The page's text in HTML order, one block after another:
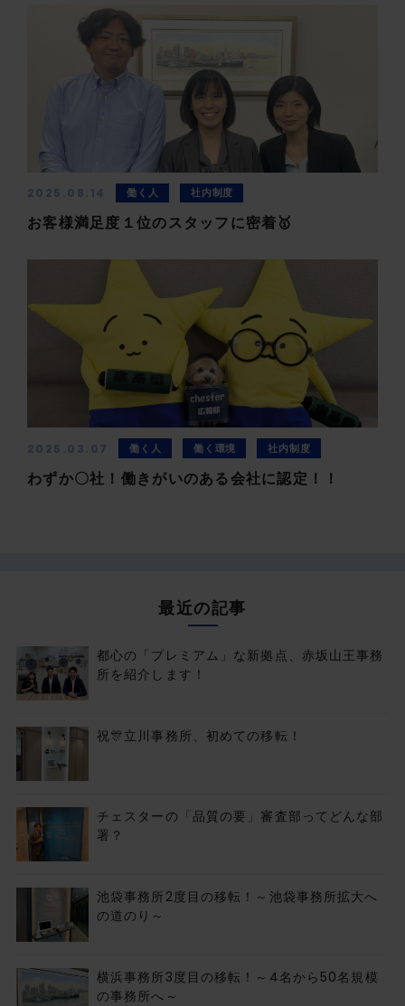
2025.08.14 働く人 社内制度
お客様満足度１位のスタッフに密着🥇
2025.03.07 働く人 働く環境 社内制度
わずか〇社！働きがいのある会社に認定！！
最近の記事
都心の「プレミアム」な新拠点、赤坂山王事務
所を紹介します！
祝🎊立川事務所、初めての移転！
チェスターの「品質の要」審査部ってどんな部
署？
池袋事務所2度目の移転！～池袋事務所拡大へ
の道のり～
横浜事務所3度目の移転！～4名から50名規模
の事務所へ～